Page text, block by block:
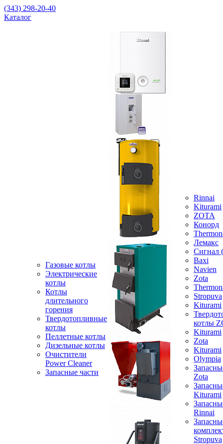
(343) 298-20-40
Каталог
Газовые котлы
Электрические
котлы
Котлы
длительного
горения
Твердотопливные
котлы
Пеллетные котлы
Дизельные котлы
Очистители
Power Cleaner
Запасные части
Rinnai
Kiturami
ZOTA
Конорд
Лемакс
Baxi
Navien
Zota
Stropuva
Kiturami
котлы
Kiturami
Zota
Kiturami
Olympia
Zota
Kiturami
Rinnai
Stropuva